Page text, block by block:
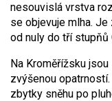
nesouvislá vrstva
se objevuje mlha.
od nuly do tří stupňů
Na Kroměřížsku
zvýšenou
zbytky sněhu po